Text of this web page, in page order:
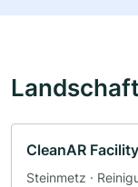
CleanAR
Steinmetz ·